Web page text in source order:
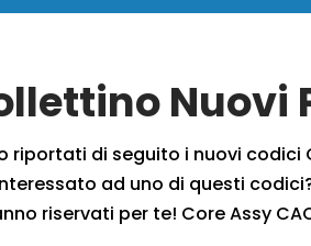
Nuovi
riportati di seguito i nuovi
ad uno di questi
riservati per te! Core Assy